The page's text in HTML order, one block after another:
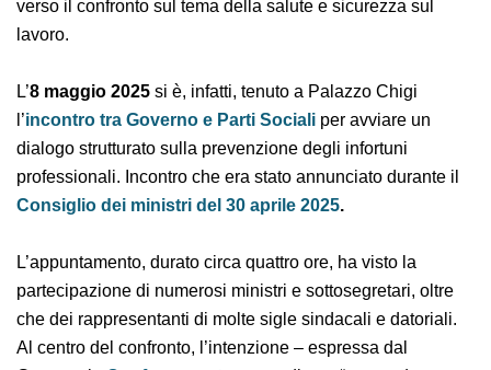
verso il confronto sul tema della salute e sicurezza sul
lavoro.
L’8 maggio 2025si è, infatti, tenuto a Palazzo Chigi
l’ incontro tra Governo e Parti Socialiper avviare un
dialogo strutturato sulla prevenzione degli infortuni
professionali. Incontro che era stato annunciato
durante ilConsiglio dei ministri del 30 aprile 2025
L’appuntamento, durato circa quattro ore, ha visto la
partecipazione di numerosi ministri e sottosegretari,
oltre che dei rappresentanti di molte sigle sindacali e
datoriali. Al centro del confronto, l’intenzione –